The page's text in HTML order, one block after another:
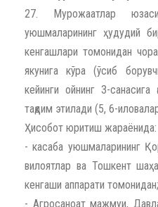
27. Мурожаатлар
уюшмаларининг ҳудудий
кенгашлари томонидан
якунига кўра (ўсиб
кейинги ойнинг 3-
тақдим этилади (5, 6-
Ҳисобот юритиш жараёнида:
- касаба уюшмаларининг
вилоятлар ва Тошкент
кенгаши аппарати томонидан;
- Агросаноат мажмуи,